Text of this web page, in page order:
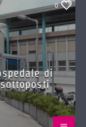
0
di